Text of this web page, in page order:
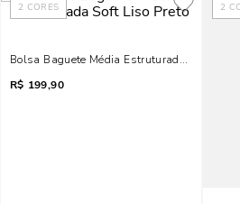
2 CORES
Bolsa Baguete Média Estruturada Soft Liso
R$ 199,90
2